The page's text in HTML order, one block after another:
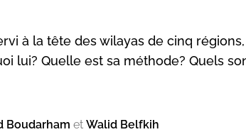
à la tête des wilayas de cinq
lui? Quelle est sa méthode? Quels
Boudarham et Walid Belfkih